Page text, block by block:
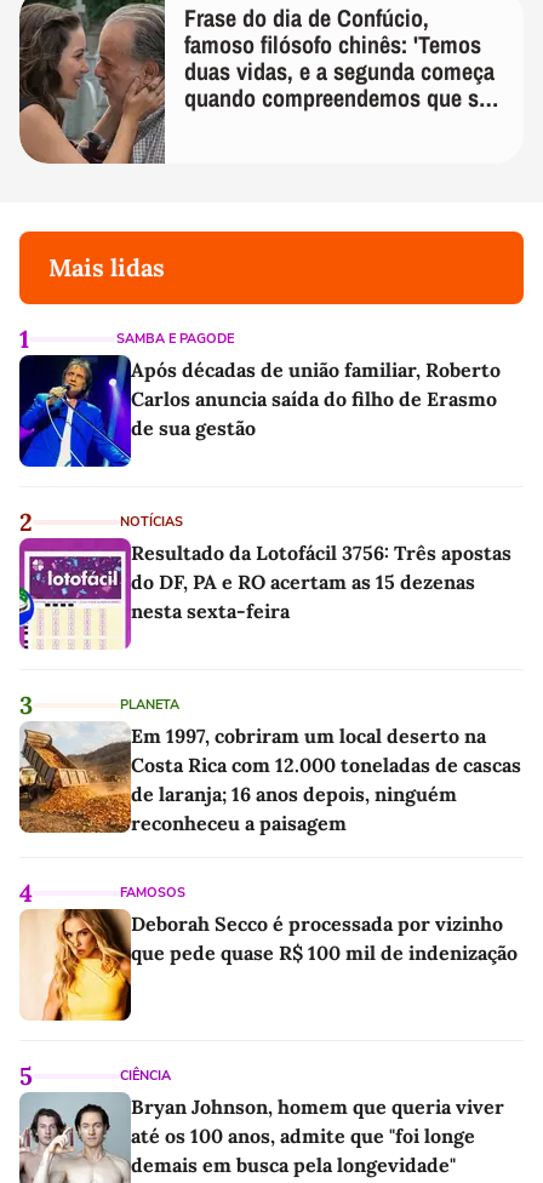
Frase do dia de Confúcio,
famoso filósofo chinês: 'Temos
duas vidas, e a segunda começa
quando compreendemos que só
Mais lidas
1 SAMBA E PAGODE
Após décadas de união familiar, Roberto
Carlos anuncia saída do filho de Erasmo
de sua gestão
2 NOTÍCIAS
Resultado da Lotofácil 3756: Três apostas
do DF, PA e RO acertam as 15 dezenas
nesta sexta-feira
3 PLANETA
Em 1997, cobriram um local deserto na
Costa Rica com 12.000 toneladas de cascas
de laranja; 16 anos depois, ninguém
reconheceu a paisagem
4 FAMOSOS
Deborah Secco é processada por vizinho
que pede quase R$ 100 mil de indenização
5 CIÊNCIA
Bryan Johnson, homem que queria viver
até os 100 anos, admite que "foi longe
demais em busca pela longevidade"